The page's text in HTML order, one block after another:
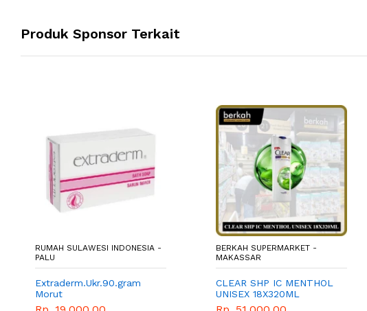
Produk Sponsor Terkait
RUMAH SULAWESI INDONESIA -
PALU
Extraderm.Ukr.90.gram
Morut
BERKAH SUPERMARKET -
MAKASSAR
CLEAR SHP IC MENTHOL
UNISEX 18X320ML